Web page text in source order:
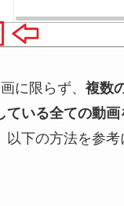
に限らず、 複数
ている全ての動
以下の方法を参